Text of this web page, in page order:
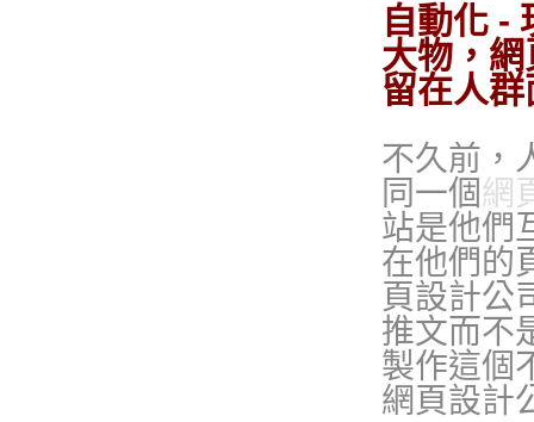
自動化 -
大物，
留在人
不久前，
同一個 網
站是他們
在他們的
頁設計公
推文而不
製作這個
網頁設計